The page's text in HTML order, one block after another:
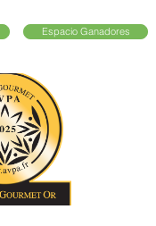
Espacio Ganadores